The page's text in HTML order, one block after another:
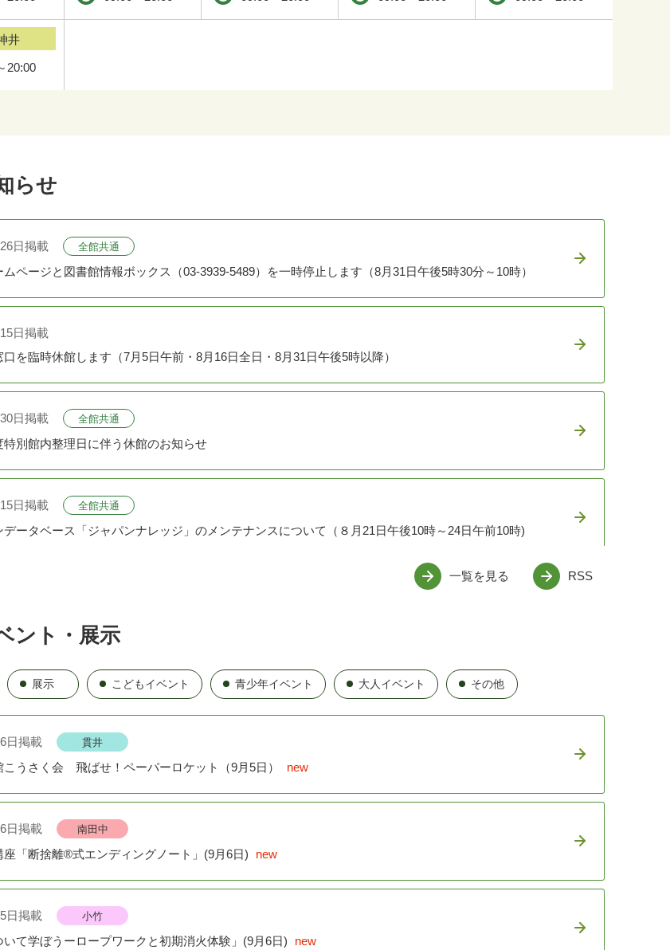
井
20:00
らせ
RSS
一覧を見る
日掲載 全館共通
ムページと図書館情報ボックス（03-3939-5489）を一時停止します（8月31日午後5時30分～10時）
日掲載
口を臨時休館します（7月5日午前・8月16日全日・8月31日午後5時以降）
日掲載 全館共通
特別館内整理日に伴う休館のお知らせ
日掲載 全館共通
データベース「ジャパンナレッジ」のメンテナンスについて（８月21日午後10時～24日午前10時)
図書館をご利用ください
日掲載 光が丘
日掲載 貫井
術館・貫井図書館の再整備について
日掲載 全館共通
区子ども読書活動推進会議（第13期）の開催について
1日掲載 小竹
ント・展示
展示 こどもイベント 青少年イベント 大人イベント その他
日掲載 貫井
こうさく会 飛ばせ！ペーパーロケット（9月5日） new
日掲載 南田中
座「断捨離®式エンディングノート」(9月6日) new
日掲載 小竹
いて学ぼうーロープワークと初期消火体験」(9月6日) new